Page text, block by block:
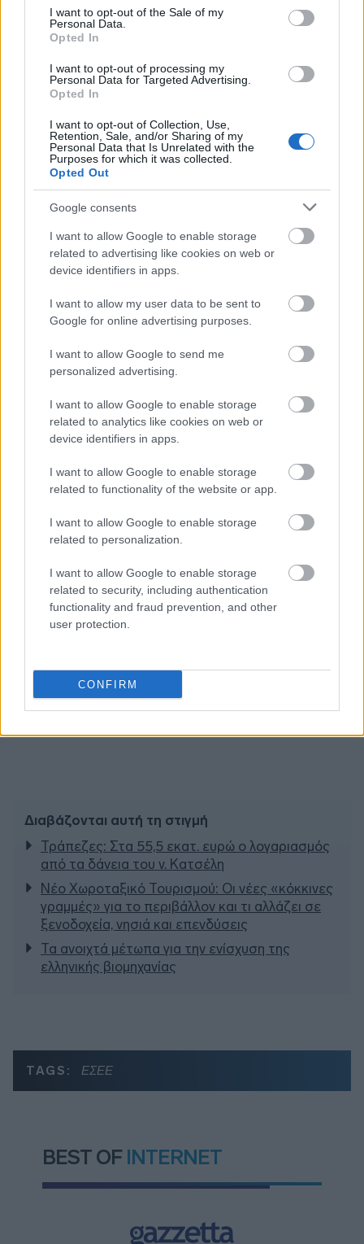
consent section.
I want to opt-out of the Sale of my
Personal Data.
Opted In
I want to opt-out of processing my
Personal Data for Targeted Advertising.
Opted In
I want to opt-out of Collection, Use,
Retention, Sale, and/or Sharing of my
Personal Data that Is Unrelated with the
Purposes for which it was collected.
Opted Out
Google consents
I want to allow Google to enable storage
related to advertising like cookies on web or
device identifiers in apps.
I want to allow my user data to be sent to
Google for online advertising purposes.
I want to allow Google to send me
personalized advertising.
I want to allow Google to enable storage
related to analytics like cookies on web or
device identifiers in apps.
I want to allow Google to enable storage
related to functionality of the website or app.
I want to allow Google to enable storage
related to personalization.
I want to allow Google to enable storage
related to security, including authentication
functionality and fraud prevention, and other
user protection.
CONFIRM
Ακολουθήστε τοinsider.gr στο Google News
και μάθετε
πρώτοι όλες τιςειδήσειςαπό την Ελλάδα και τον κόσμο.
Διαβάζονται αυτή τη στιγμή
Τράπεζες: Στα 55,5 εκατ. ευρώ ο λογαριασμός
από τα δάνεια του ν. Κατσέλη
Νέο Χωροταξικό Τουρισμού: Οι νέες «κόκκινες
γραμμές» για το περιβάλλον και τι αλλάζει σε
ξενοδοχεία, νησιά και επενδύσεις
Τα ανοιχτά μέτωπα για την ενίσχυση της
ελληνικής βιομηχανίας
TAGS: ΕΣΕΕ
BEST OF INTERNET